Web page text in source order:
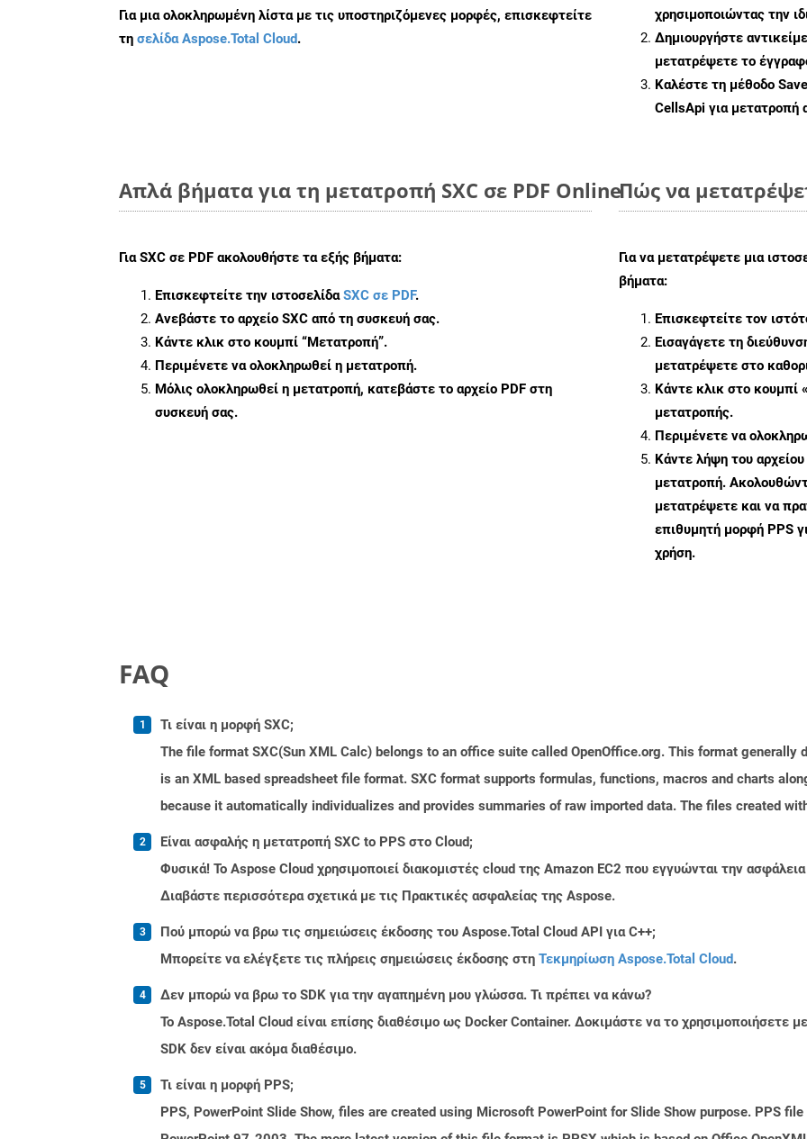
Για μια ολοκληρωμένη λίστα με τις υποστηριζόμενες μορφές, επισκεφτείτε
τη σελίδα Aspose.Total Cloud.
χρησιμοποιώντας την
Δημιουργήστε
μετατρέψετε το
Καλέστε τη μέθοδο
CellsApi για μετατροπή
Απλά βήματα για τη μετατροπή SXC σε PDF Online
ΓιαSXC σε PDF ακολουθήστε τα εξής βήματα:
Επισκεφτείτε την ιστοσελίδαSXC σε PDF.
Ανεβάστε το αρχείο SXC από τη συσκευή σας.
Κάντε κλικ στο κουμπί “Μετατροπή”.
Περιμένετε να ολοκληρωθεί η μετατροπή.
Μόλις ολοκληρωθεί η μετατροπή, κατεβάστε το αρχείο PDF στη
συσκευή σας.
Πώς να
Για να μετατρέψετε μια
βήματα:
Επισκεφτείτε τον
Εισαγάγετε τη
μετατρέψετε στο
Κάντε κλικ στο κουμπί
μετατροπής.
Περιμένετε να
Κάντε λήψη του
μετατροπή.
μετατρέψετε και να
επιθυμητή μορφή PPS
χρήση.
FAQ
Τι είναι η μορφή SXC;
The file format SXC(Sun XML Calc) belongs to an office suite called OpenOffice.org. This format generally
is an XML based spreadsheet file format. SXC format supports formulas, functions, macros and charts
because it automatically individualizes and provides summaries of raw imported data. The files created
Είναι ασφαλής η μετατροπή SXC to PPS στο Cloud;
Φυσικά! Το Aspose Cloud χρησιμοποιεί διακομιστές cloud της Amazon EC2 που εγγυώνται την
Διαβάστε περισσότερα σχετικά με τις Πρακτικές ασφαλείας της Aspose.
Πού μπορώ να βρω τις σημειώσεις έκδοσης του Aspose.Total Cloud API για C++;
Μπορείτε να ελέγξετε τις πλήρεις σημειώσεις έκδοσης στη Τεκμηρίωση Aspose.Total Cloud.
Δεν μπορώ να βρω το SDK για την αγαπημένη μου γλώσσα. Τι πρέπει να κάνω?
Το Aspose.Total Cloud είναι επίσης διαθέσιμο ως Docker Container. Δοκιμάστε να το χρησιμοποιήσετε
SDK δεν είναι ακόμα διαθέσιμο.
Τι είναι η μορφή PPS;
PPS, PowerPoint Slide Show, files are created using Microsoft PowerPoint for Slide Show purpose. PPS